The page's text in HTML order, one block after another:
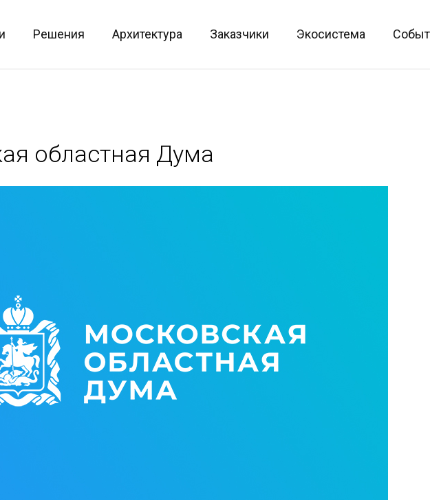
Решения Архитектура Заказчики Экосистема
областная Дума